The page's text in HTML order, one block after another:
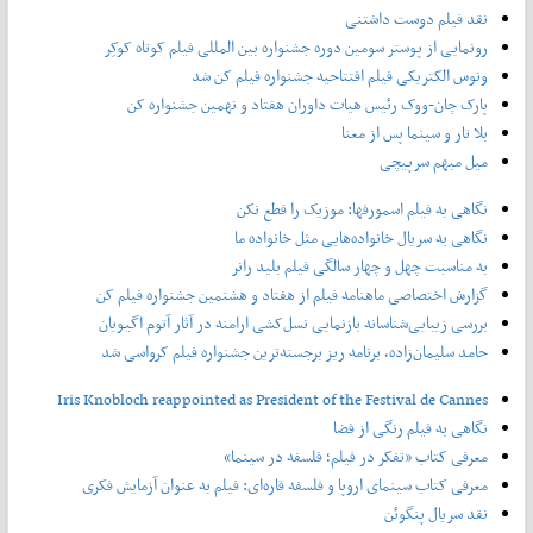
نقد فیلم دوست داشتنی
رونمایی از پوستر‌ سومین دوره جشنواره بین المللی فیلم کوتاه کوکِر
ونوس الکتریکی فیلم افتتاحیه جشنواره فیلم کن شد
پارک چان-ووک رئیس هیات داوران هفتاد و نهمین جشنواره کن
بلا تار و سینما پس از معنا
میل مبهم سرپیچی
نگاهی به فیلم اسمورفها: موزیک را قطع نکن
نگاهی به سریال خانواده‌هایی مثل خانواده ما
به مناسبت چهل و چهار سالگی فیلم بلید رانر
گزارش اختصاصی ماهنامه فیلم از هفتاد و هشتمین جشنواره فیلم کن
بررسی زیبایی‌شناسانه بازنمایی نسل‌کشی ارامنه در آثار آتوم اگیویان
حامد سلیمان‌زاده، برنامه ریز برجسته‌ترین جشنواره فیلم کرواسی شد
Iris Knobloch reappointed as President of the Festival de Cannes
نگاهی به فیلم رنگی از فضا
معرفی کتاب «تفکر در فیلم؛ فلسفه در سینما»
معرفی کتاب سینمای اروپا و فلسفه قاره‌ای: فیلم به عنوان آزمایش فکری
نقد سریال پنگوئن